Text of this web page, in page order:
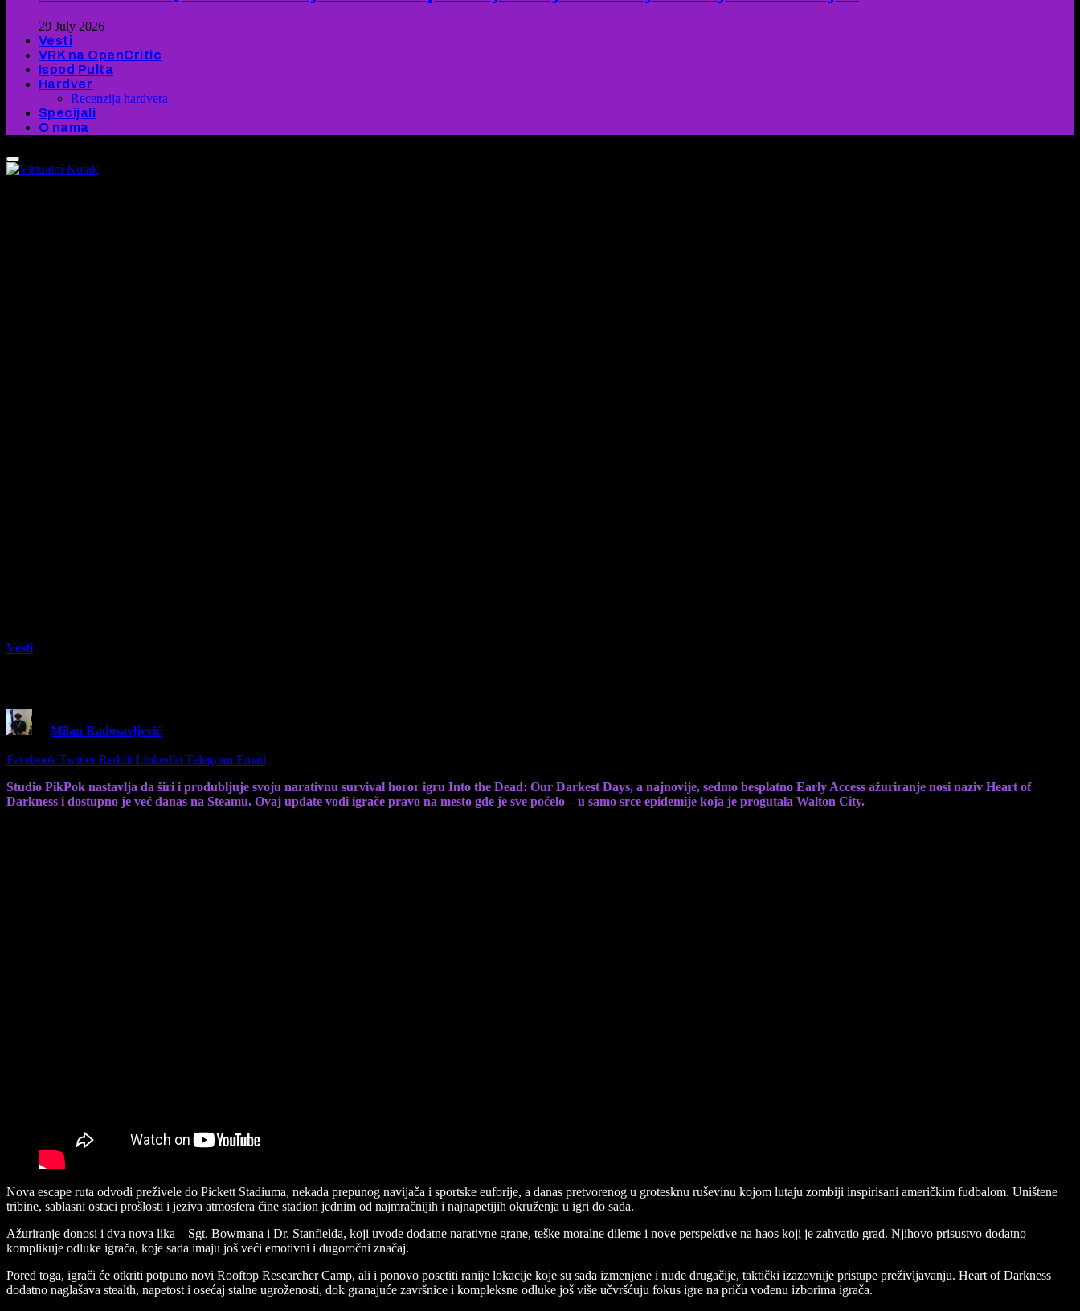
29 July 2026
Vesti
VRK na OpenCritic
Ispod Pulta
Hardver
Recenzija hardvera
Specijali
O nama
Vesti
Milan Radosavljević
Facebook Twitter Reddit LinkedIn Telegram Email
Studio PikPok nastavlja da širi i produbljuje svoju narativnu survival horor igru Into the Dead: Our Darkest Days, a najnovije, sedmo besplatno Early Access ažuriranje nosi naziv Heart of
Darkness i dostupno je već danas na Steamu. Ovaj update vodi igrače pravo na mesto gde je sve počelo – u samo srce epidemije koja je progutala Walton City.
Nova escape ruta odvodi preživele do Pickett Stadiuma, nekada prepunog navijača i sportske euforije, a danas pretvorenog u grotesknu ruševinu kojom lutaju zombiji inspirisani američkim fudbalom. Uništene
tribine, sablasni ostaci prošlosti i jeziva atmosfera čine stadion jednim od najmračnijih i najnapetijih okruženja u igri do sada.
Ažuriranje donosi i dva nova lika – Sgt. Bowmana i Dr. Stanfielda, koji uvode dodatne narativne grane, teške moralne dileme i nove perspektive na haos koji je zahvatio grad. Njihovo prisustvo dodatno
komplikuje odluke igrača, koje sada imaju još veći emotivni i dugoročni značaj.
Pored toga, igrači će otkriti potpuno novi Rooftop Researcher Camp, ali i ponovo posetiti ranije lokacije koje su sada izmenjene i nude drugačije, taktički izazovnije pristupe preživljavanju. Heart of Darkness
dodatno naglašava stealth, napetost i osećaj stalne ugroženosti, dok granajuće završnice i kompleksne odluke još više učvršćuju fokus igre na priču vođenu izborima igrača.